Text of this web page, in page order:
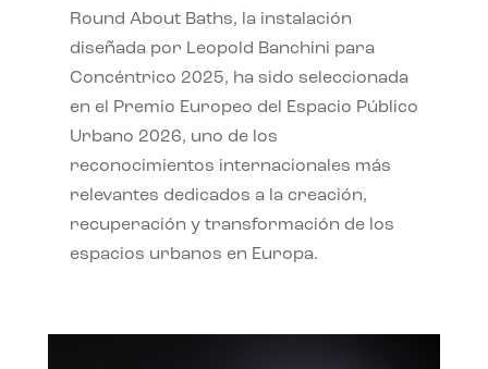
Round About Baths, la instalación
diseñada por Leopold Banchini para
Concéntrico 2025, ha sido seleccionada
en el Premio Europeo del Espacio Público
Urbano 2026, uno de los
reconocimientos internacionales más
relevantes dedicados a la creación,
recuperación y transformación de los
espacios urbanos en Europa.